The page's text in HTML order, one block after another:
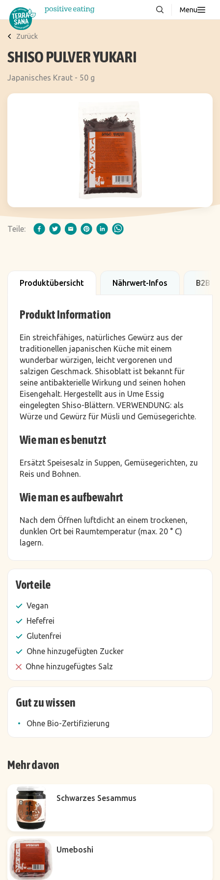
Menu
Über uns
Wissenswertes
Zurück
SHISO PULVER YUKARI
Japanisches Kraut - 50 g
Teile:
Produktübersicht Nährwert-Infos B2B
Produkt Information
Ein streichfähiges, natürliches Gewürz aus der
traditionellen japanischen Küche mit einem
wunderbar würzigen, leicht vergorenen und
salzigen Geschmack. Shisoblatt ist bekannt für
seine antibakterielle Wirkung und seinen hohen
Eisengehalt. Hergestellt aus in Ume Essig
eingelegten Shiso-Blättern. VERWENDUNG: als
Würze und Gewürz für Müsli und Gemüsegerichte.
Wie man es benutzt
Ersätzt Speisesalz in Suppen, Gemüsegerichten, zu
Reis und Bohnen.
Wie man es aufbewahrt
Nach dem Öffnen luftdicht an einem trockenen,
dunklen Ort bei Raumtemperatur (max. 20 ° C)
lagern.
Vorteile
Vegan
Hefefrei
Glutenfrei
Ohne hinzugefügten Zucker
Ohne hinzugefügtes Salz
Gut zu wissen
Ohne Bio-Zertifizierung
Mehr davon
Schwarzes Sesammus
Umeboshi